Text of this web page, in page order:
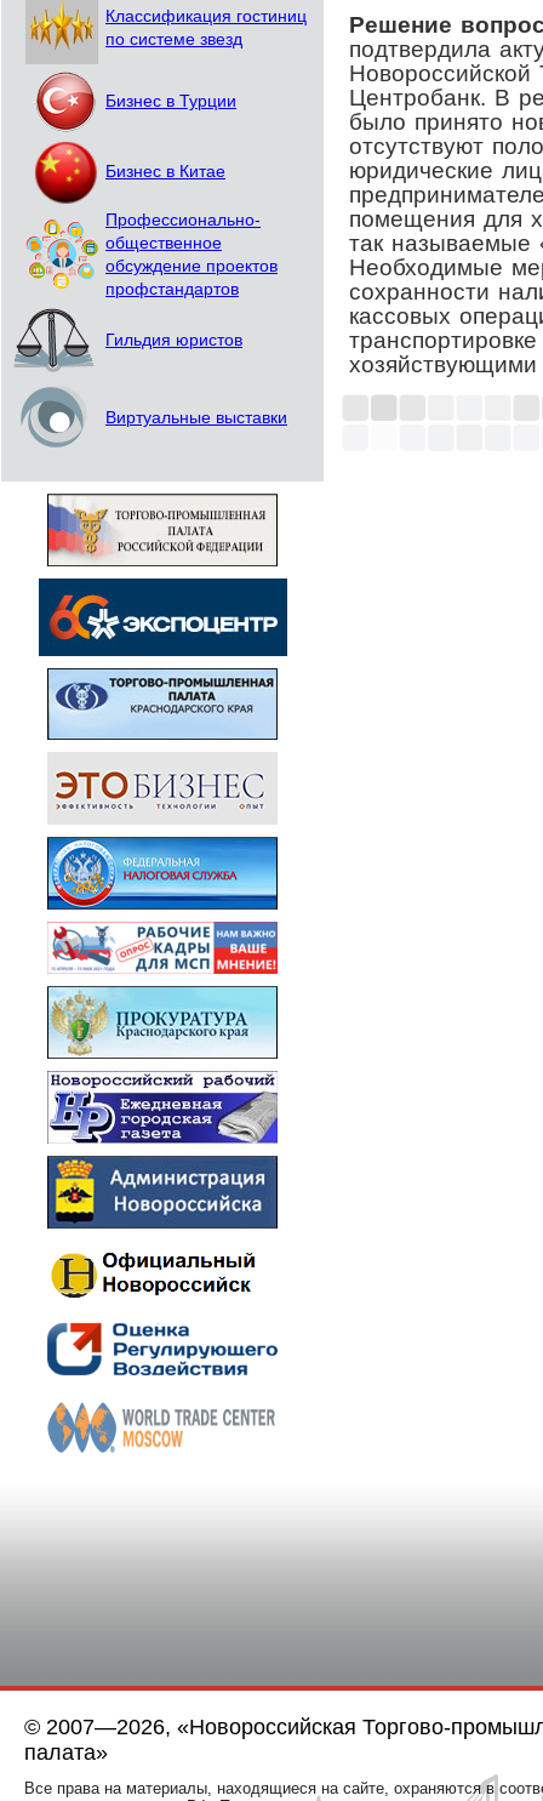
Классификация гостиниц
по системе звезд
Бизнес в Турции
Бизнес в Китае
Профессионально-
общественное
обсуждение проектов
профстандартов
Гильдия юристов
Виртуальные выставки
Решение
подтвердила
Центробанк. В
было принято
отсутствуют
юридические
помещения для
так называемые
Необходимые
сохранности
кассовых
хозяйствующими
© 2007—2026, «Новороссийская Торгово-
палата»
Все права на материалы, находящиеся на сайте, охраняются в